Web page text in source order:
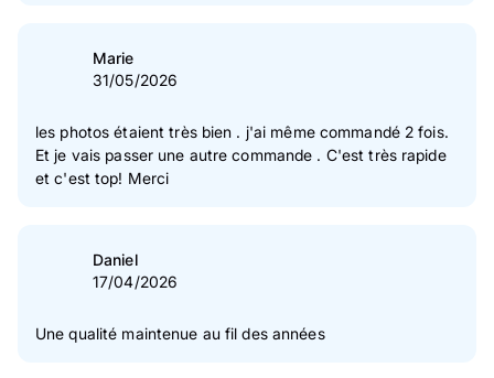
Marie
31/05/2026
les photos étaient très bien . j'ai même commandé 2 fois.
Et je vais passer une autre commande . C'est très rapide
et c'est top! Merci
Daniel
17/04/2026
Une qualité maintenue au fil des années